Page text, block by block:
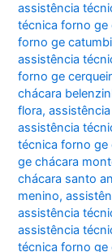
assistência
técnica forno ge
forno ge catumbi
assistência
forno ge
chácara
flora,
assistência
técnica forno ge
ge chácara
chácara santo
menino,
assistência
assistência
técnica forno ge